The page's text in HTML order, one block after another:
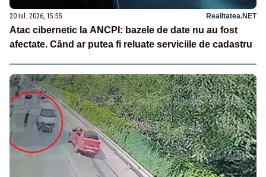
20 iul. 2026, 15:55 Realitatea.NET
Atac cibernetic la ANCPI: bazele de date nu au fost
afectate. Când ar putea fi reluate serviciile de cadastru